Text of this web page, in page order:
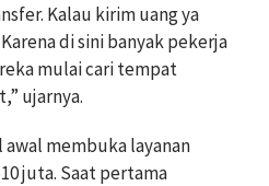
Kalau kirim uang ya
di sini banyak pekerja
mulai cari tempat
ujarnya.
membuka layanan
juta. Saat pertama